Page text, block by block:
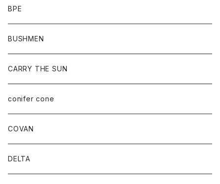
BPE
BUSHMEN
CARRY THE SUN
conifer cone
COVAN
DELTA